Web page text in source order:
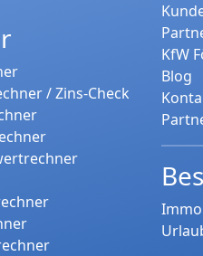
/ Zins-Check
KfW
Blog